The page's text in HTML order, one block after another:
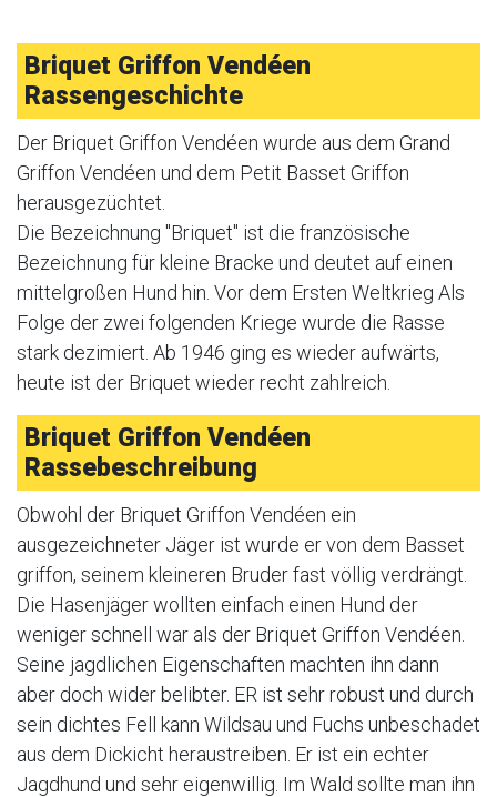
Briquet Griffon Vendéen
Rassengeschichte
Der Briquet Griffon Vendéen wurde aus dem Grand
Griffon Vendéen und dem Petit Basset Griffon
herausgezüchtet.
Die Bezeichnung "Briquet" ist die französische
Bezeichnung für kleine Bracke und deutet auf einen
mittelgroßen Hund hin. Vor dem Ersten Weltkrieg Als
Folge der zwei folgenden Kriege wurde die Rasse
stark dezimiert. Ab 1946 ging es wieder aufwärts,
heute ist der Briquet wieder recht zahlreich.
Briquet Griffon Vendéen
Rassebeschreibung
Obwohl der Briquet Griffon Vendéen ein
ausgezeichneter Jäger ist wurde er von dem Basset
griffon, seinem kleineren Bruder fast völlig verdrängt.
Die Hasenjäger wollten einfach einen Hund der
weniger schnell war als der Briquet Griffon Vendéen.
Seine jagdlichen Eigenschaften machten ihn dann
aber doch wider belibter. ER ist sehr robust und durch
sein dichtes Fell kann Wildsau und Fuchs unbeschadet
aus dem Dickicht heraustreiben. Er ist ein echter
Jagdhund und sehr eigenwillig. Im Wald sollte man ihn